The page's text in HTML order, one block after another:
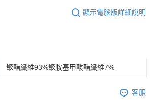
顯示電腦版詳細說明
聚酯纖維93%聚胺基甲酸酯纖維7%
客服